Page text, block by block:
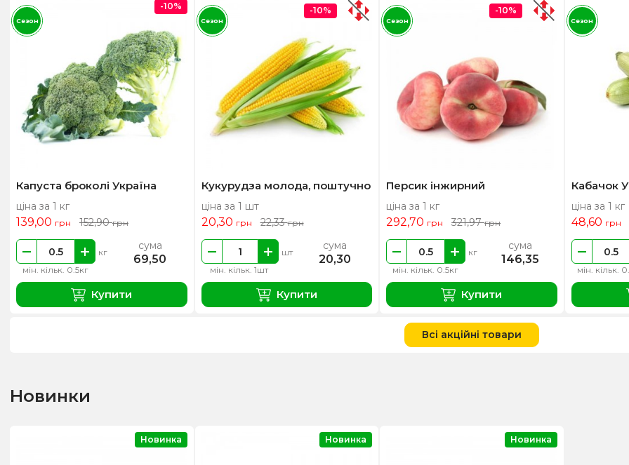
Капуста броколі Україна
ціна за 1 кг
139,00 грн 152,90грн
мін. кільк. 0.5кг
кг сума
69,50
Купити
-10%
Сезон
Кукурудза молода, поштучно
ціна за 1 шт
20,30 грн 22,33грн
мін. кільк. 1шт
шт сума
20,30
Купити
-10%
Сезон
Персик інжирний
ціна за 1 кг
292,70 грн 321,97грн
мін. кільк. 0.5кг
кг сума
146,35
Купити
-10%
Сезон
Кабачок
ціна за 1 кг
48,60 грн
мін. кільк.
Сезон
Всі акційні товари
Новинки
Новинка Новинка Новинка